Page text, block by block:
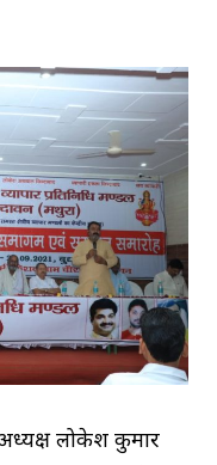
लोकेश कुमार